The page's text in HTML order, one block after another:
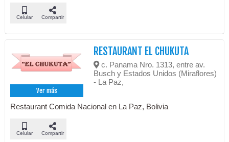
Celular Compartir
Ver más
RESTAURANT EL CHUKUTA
c. Panama Nro. 1313, entre av.
Busch y Estados Unidos (Miraflores)
- La Paz,
Restaurant Comida Nacional en La Paz, Bolivia
Celular Compartir